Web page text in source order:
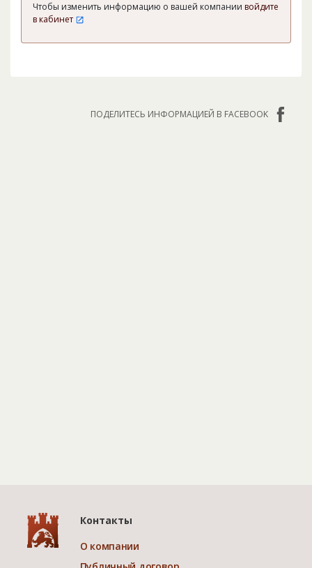
Чтобы изменить информацию о вашей компании войдите
в кабинет
ПОДЕЛИТЕСЬ ИНФОРМАЦИЕЙ В FACEBOOK
Контакты
О компании